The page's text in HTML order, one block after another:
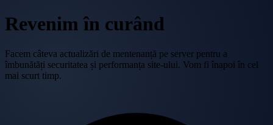
Revenim în curând
Facem câteva actualizări de mentenanță pe server pentru a
îmbunătăți securitatea și performanța site-ului. Vom fi înapoi în cel
mai scurt timp.